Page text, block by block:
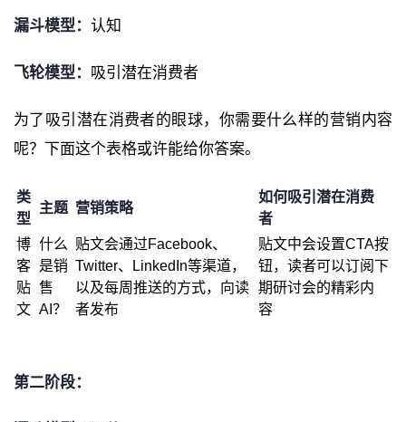
漏斗模型： 认知
飞轮模型： 吸引潜在消费者
为了吸引潜在消费者的眼球，你需要什么样的营销内容
呢？下面这个表格或许能给你答案。
类
型
主题 营销策略
如何吸引潜在消费
者
博
客
贴
文
什么
是销
售
AI ？
贴文会通过Facebook、
Twitter、 LinkedIn等渠道，
以及每周推送的方式，向读
者发布
贴文中会设置CTA按
钮，读者可以订阅下
期研讨会的精彩内
容
第二阶段：